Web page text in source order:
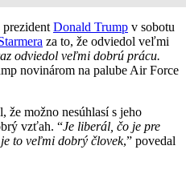
Donald Trump v sobotu
za to, že odviedol veľmi
odviedol veľmi dobrú prácu.
novinárom na palube Air Force
že možno nesúhlasí s jeho
vzťah. “Je liberál, čo je pre
to veľmi dobrý človek,” povedal